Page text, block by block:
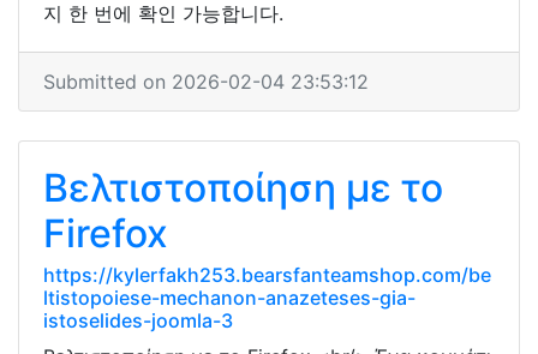
지 한 번에 확인 가능합니다.
Submitted on 2026-02-04 23:53:12
Βελτιστοποίηση με το
Firefox
https://kylerfakh253.bearsfanteamshop.com/be
ltistopoiese-mechanon-anazeteses-gia-
istoselides-joomla-3